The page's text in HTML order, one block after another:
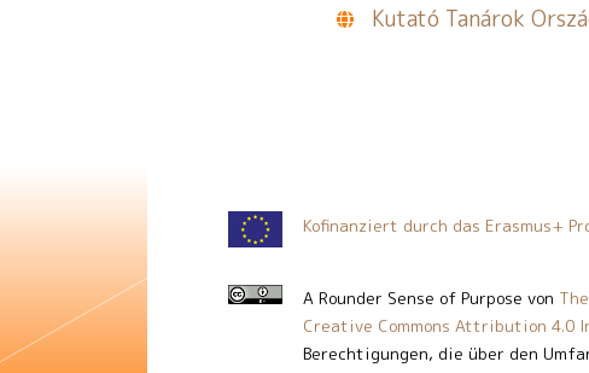
Kutató Tanárok
Kofinanziert durch das Erasmus+
A Rounder Sense of Purpose von
Creative Commons Attribution 4.0
Berechtigungen, die über den